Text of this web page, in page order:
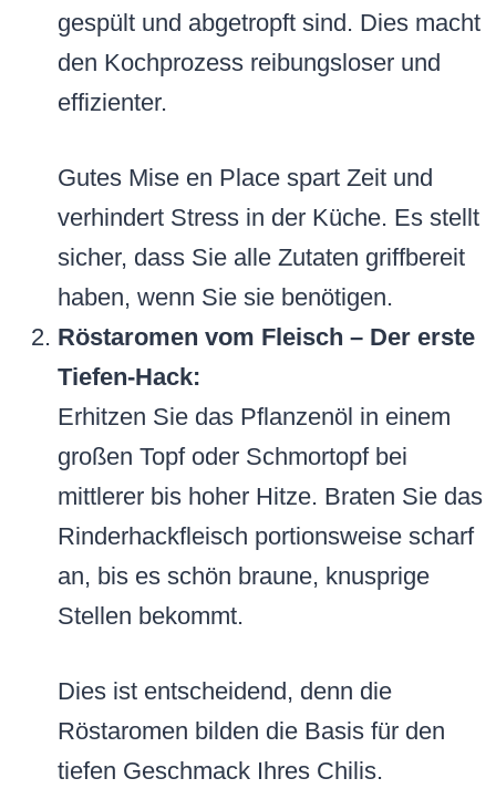
gespült und abgetropft sind. Dies macht
den Kochprozess reibungsloser und
effizienter.
Gutes Mise en Place spart Zeit und
verhindert Stress in der Küche. Es stellt
sicher, dass Sie alle Zutaten griffbereit
haben, wenn Sie sie benötigen.
Röstaromen vom Fleisch – Der erste
Tiefen-Hack:
Erhitzen Sie das Pflanzenöl in einem
großen Topf oder Schmortopf bei
mittlerer bis hoher Hitze. Braten Sie das
Rinderhackfleisch portionsweise scharf
an, bis es schön braune, knusprige
Stellen bekommt.
Dies ist entscheidend, denn die
Röstaromen bilden die Basis für den
tiefen Geschmack Ihres Chilis.